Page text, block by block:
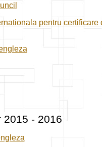
pentru certificare
2015 - 2016